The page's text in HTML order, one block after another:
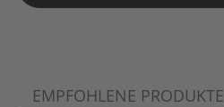
EMPFOHLENE PRODUKTE